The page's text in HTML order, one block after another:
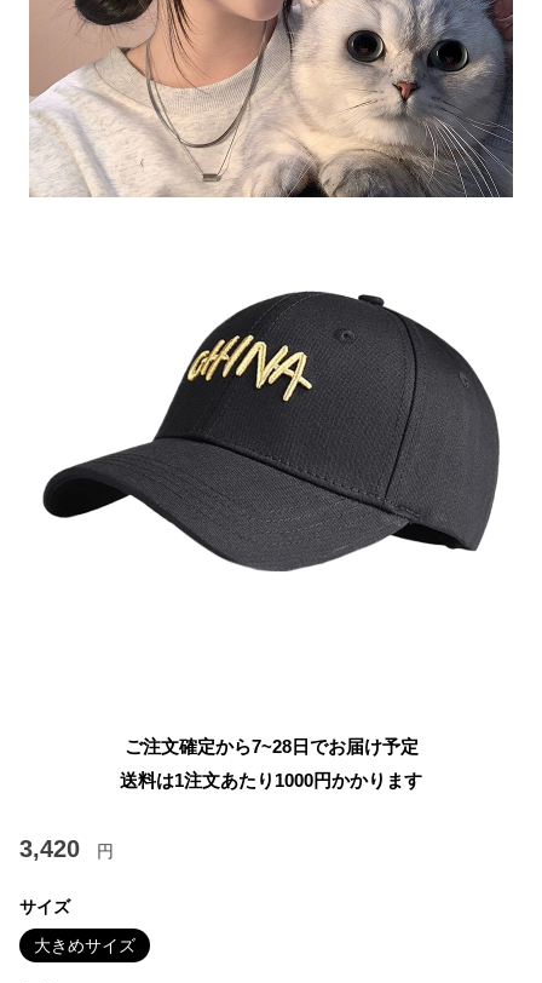
ご注文確定から7~28日でお届け予定
送料は1注文あたり 1000円かかります
3,420 円
サイズ
大きめサイズ